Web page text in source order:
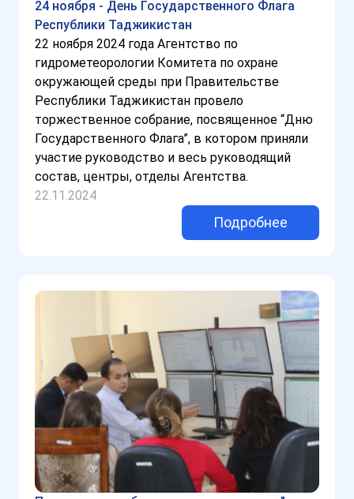
24 ноября - День Государственного Флага
Республики Таджикистан
22 ноября 2024 года Агентство по
гидрометеорологии Комитета по охране
окружающей среды при Правительстве
Республики Таджикистан провело
торжественное собрание, посвященное “Дню
Государственного Флага”, в котором приняли
участие руководство и весь руководящий
состав, центры, отделы Агентства.
22.11.2024
Подробнее